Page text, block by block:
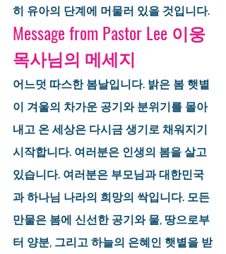
히 유아의 단계에 머물러 있을 것입니다.
Message from Pastor Lee 이웅
목사님의 메세지
어느덧 따스한 봄날입니다. 밝은 봄 햇볕
이 겨울의 차가운 공기와 분위기를 몰아
내고 온 세상은 다시금 생기로 채워지기
시작합니다. 여러분은 인생의 봄을 살고
있습니다. 여러분은 부모님과 대한민국
과 하나님 나라의 희망의 싹입니다. 모든
만물은 봄에 신선한 공기와 물, 땅으로부
터 양분, 그리고 하늘의 은혜인 햇볕을 받